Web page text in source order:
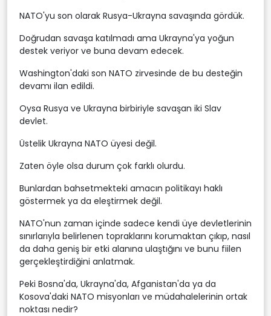
NATO'yu son olarak Rusya-Ukrayna savaşında gördük.
Doğrudan savaşa katılmadı ama Ukrayna'ya yoğun
destek veriyor ve buna devam edecek.
Washington'daki son NATO zirvesinde de bu desteğin
devamı ilan edildi.
Oysa Rusya ve Ukrayna birbiriyle savaşan iki Slav
devlet.
Üstelik Ukrayna NATO üyesi değil.
Zaten öyle olsa durum çok farklı olurdu.
Bunlardan bahsetmekteki amacın politikayı haklı
göstermek ya da eleştirmek değil.
NATO'nun zaman içinde sadece kendi üye devletlerinin
sınırlarıyla belirlenen topraklarını korumaktan çıkıp, nasıl
da daha geniş bir etki alanına ulaştığını ve bunu fiilen
gerçekleştirdiğini anlatmak.
Peki Bosna'da, Ukrayna'da, Afganistan'da ya da
Kosova'daki NATO misyonları ve müdahalelerinin ortak
noktası nedir?